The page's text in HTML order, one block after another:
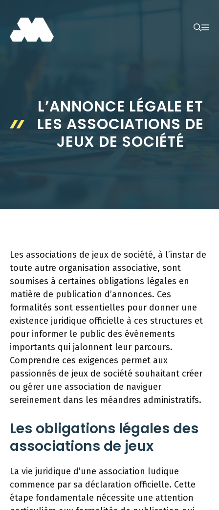
contenu
L’ANNONCE LÉGALE ET
LES ASSOCIATIONS DE
JEUX DE SOCIÉTÉ
Les associations de jeux de société, à l’instar de
toute autre organisation associative, sont
soumises à certaines obligations légales en
matière de publication d’annonces. Ces
formalités sont essentielles pour donner une
existence juridique officielle à ces structures et
pour informer le public des événements
importants qui jalonnent leur parcours.
Comprendre ces exigences permet aux
passionnés de jeux de société souhaitant créer
ou gérer une association de naviguer
sereinement dans les méandres administratifs.
Les obligations légales des
associations de jeux
La vie juridique d’une association ludique
commence par sa déclaration officielle. Cette
étape fondamentale nécessite une attention